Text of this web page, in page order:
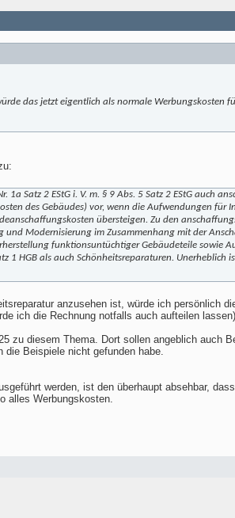
das jetzt eigentlich als normale Werbungskosten
Satz 2 EStG i. V. m. § 9 Abs. 5 Satz 2 EStG auch
des Gebäudes) vor, wenn die Aufwendungen
übersteigen. Zu den
Modernisierung im Zusammenhang mit der
funktionsuntüchtiger Gebäudeteile sowie
1 HGB als auch Schönheitsreparaturen. Unerheblich
anzusehen ist, würde ich persönlich
ich die Rechnung notfalls auch aufteilen lassen)
zu diesem Thema. Dort sollen angeblich auch
die Beispiele nicht gefunden habe.
werden, ist den überhaupt absehbar,
alles Werbungskosten.